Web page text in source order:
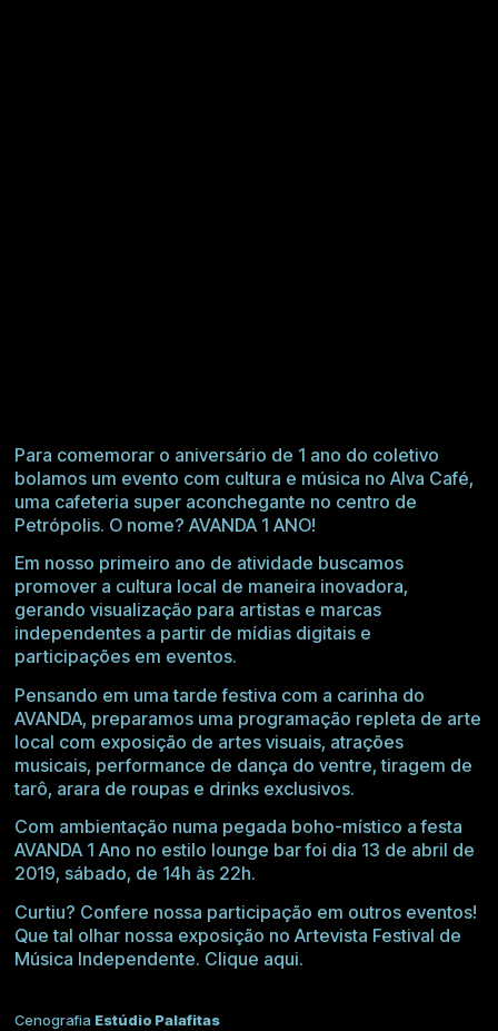
Para comemorar o aniversário de 1 ano do coletivo
bolamos um evento com cultura e música noAlva Café,
uma cafeteria super aconchegante no centro de
Petrópolis. O nome? AVANDA 1 ANO!
Em nosso primeiro ano de atividade buscamos
promover a cultura local de maneira inovadora,
gerando visualização para artistas e marcas
independentes a partir de mídias digitais e
participações em eventos.
Pensando em uma tarde festiva com a carinha do
AVANDA, preparamos uma programação repleta de arte
local com exposição de artes visuais, atrações
musicais, performance de dança do ventre, tiragem de
tarô, arara de roupas e drinks exclusivos.
Com ambientação numa pegada boho-místico a festa
AVANDA 1 Ano no estilo lounge bar foi dia 13 de abril de
2019, sábado, de 14h às 22h.
Curtiu? Confere nossa participação em outros eventos!
Que tal olhar nossa exposição no Artevista Festival de
Música Independente. Clique aqui.
Cenografia Estúdio Palafitas